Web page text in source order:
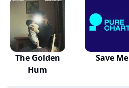
The Golden
Hum
Save Me